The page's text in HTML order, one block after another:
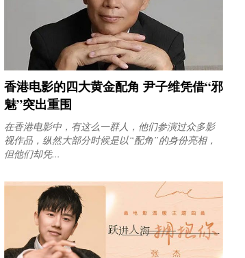
香港电影的四大黄金配角 尹子维凭借“邪
魅”突出重围
在香港电影中，有这么一群人，他们参演过众多影
视作品，纵然大部分时候是以“配角”的身份亮相，
但他们却凭...